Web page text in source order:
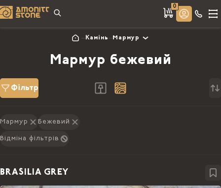
0
Камінь Мармур
Мармур бежевий
Фільтр
Мармур Бежевий
Відміна фільтрів
BRASILIA GREY